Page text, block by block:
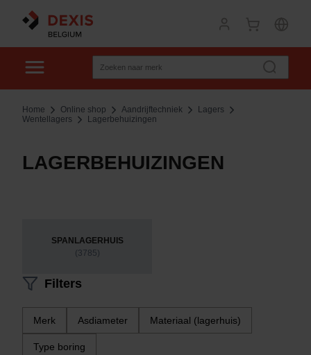
Home Online shop Aandrijftechniek
Lagers
Wentellagers
Lagerbehuizingen
LAGERBEHUIZINGEN
SPANLAGERHUIS
(3785)
Filters
Merk Asdiameter Materiaal (lagerhuis)
Type boring